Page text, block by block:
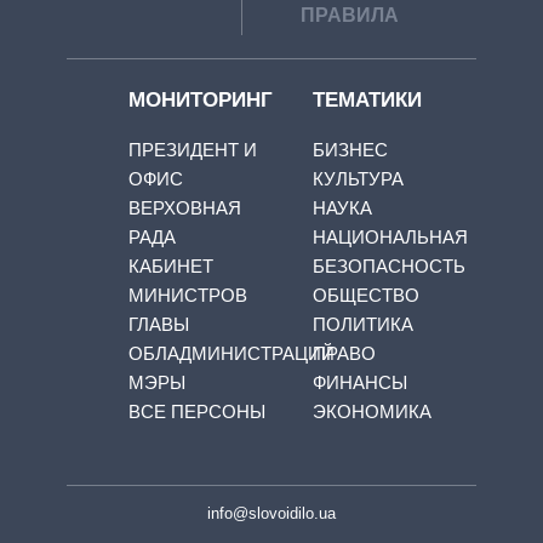
ПРАВИЛА
МОНИТОРИНГ
ПРЕЗИДЕНТ И
ОФИС
ВЕРХОВНАЯ
РАДА
КАБИНЕТ
МИНИСТРОВ
ГЛАВЫ
ОБЛАДМИНИСТРАЦИЙ
МЭРЫ
ВСЕ ПЕРСОНЫ
ТЕМАТИКИ
БИЗНЕС
КУЛЬТУРА
НАУКА
НАЦИОНАЛЬНАЯ
БЕЗОПАСНОСТЬ
ОБЩЕСТВО
ПОЛИТИКА
ПРАВО
ФИНАНСЫ
ЭКОНОМИКА
info@slovoidilo.ua